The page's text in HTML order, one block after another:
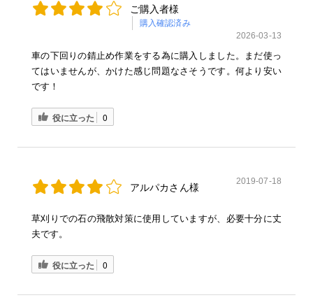
ご購入者様
購入確認済み
2026-03-13
車の下回りの錆止め作業をする為に購入しました。まだ使っ
てはいませんが、かけた感じ問題なさそうです。何より安い
です！
役に立った 0
アルパカさん様
2019-07-18
草刈りでの石の飛散対策に使用していますが、必要十分に丈
夫です。
役に立った 0